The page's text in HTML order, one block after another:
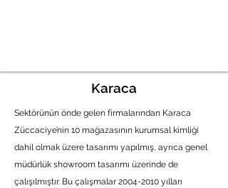
Karaca
Sektörünün önde gelen firmalarından Karaca
Züccaciye’nin 10 mağazasının kurumsal kimliği
dahil olmak üzere tasarımı yapılmış, ayrıca genel
müdürlük showroom tasarımı üzerinde de
çalışılmıştır. Bu çalışmalar 2004-2010 yılları